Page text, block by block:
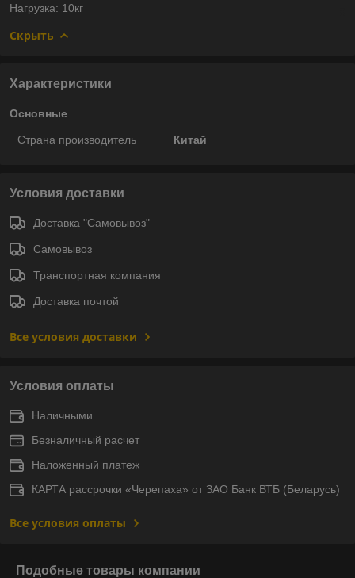
Нагрузка: 10кг
Скрыть
Характеристики
Основные
Страна производитель Китай
Условия доставки
Доставка "Самовывоз"
Самовывоз
Транспортная компания
Доставка почтой
Все условия доставки
Условия оплаты
Наличными
Безналичный расчет
Наложенный платеж
КАРТА рассрочки «Черепаха» от ЗАО Банк ВТБ (Беларусь)
Все условия оплаты
Подобные товары компании